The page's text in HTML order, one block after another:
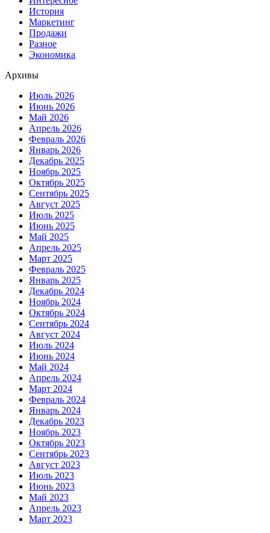
История
Маркетинг
Продажи
Разное
Экономика
Архивы
Июль 2026
Июнь 2026
Май 2026
Апрель 2026
Февраль 2026
Январь 2026
Декабрь 2025
Ноябрь 2025
Октябрь 2025
Сентябрь 2025
Август 2025
Июль 2025
Июнь 2025
Май 2025
Апрель 2025
Март 2025
Февраль 2025
Январь 2025
Декабрь 2024
Ноябрь 2024
Октябрь 2024
Сентябрь 2024
Август 2024
Июль 2024
Июнь 2024
Май 2024
Апрель 2024
Март 2024
Февраль 2024
Январь 2024
Декабрь 2023
Ноябрь 2023
Октябрь 2023
Сентябрь 2023
Август 2023
Июль 2023
Июнь 2023
Май 2023
Апрель 2023
Март 2023